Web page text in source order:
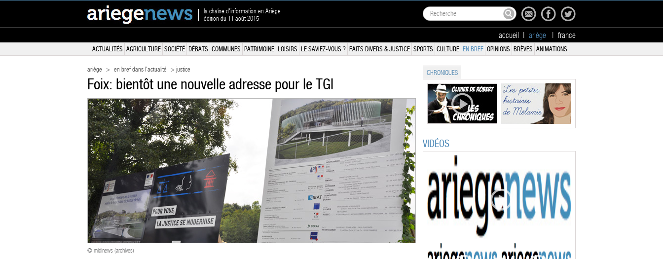
la chaîne d'information en Ariège
édition du 11 août 2015
accueil ariège france
ACTUALITÉS AGRICULTURE SOCIÉTÉ DÉBATS COMMUNES PATRIMOINE LOISIRS LE SAVIEZ-VOUS ? FAITS DIVERS & JUSTICE SPORTS CULTURE EN BREF OPINIONS BRÈVES ANIMATIONS
ariège > en bref dans l'actualité > justice
Foix: bientôt une nouvelle adresse pour le TGI
© midinews (archives)
CHRONIQUES
VIDÉOS